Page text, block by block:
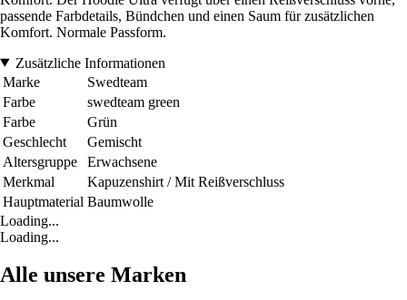
passende Farbdetails, Bündchen und einen Saum für zusätzlichen
Komfort. Normale Passform.
Zusätzliche Informationen
Marke
Swedteam
Farbe
swedteam green
Farbe
Grün
Geschlecht
Gemischt
Altersgruppe
Erwachsene
Merkmal
Kapuzenshirt / Mit Reißverschluss
Hauptmaterial Baumwolle
Loading...
Loading...
Alle unsere Marken